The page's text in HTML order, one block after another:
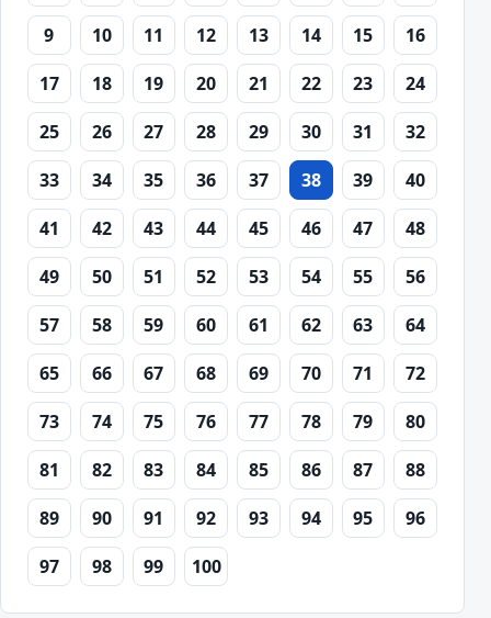
9
10 11 12 13 14 15
16
17
18 19 20 21 22 23
24
25
26 27 28 29 30 31
32
33
34 35 36 37 38 39
40
41
42 43 44 45 46 47
48
49
50 51 52 53 54 55
56
57
58 59 60 61 62 63
64
65
66 67 68 69 70 71
72
73
74 75 76 77 78 79
80
81
82 83 84 85 86 87
88
89
90 91 92 93 94 95
96
97
98 99 100